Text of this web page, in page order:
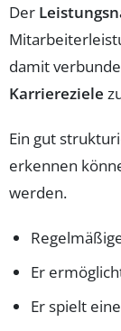
Der
damit
Karriereziele
Ein gut
erkennen
werden.
Er
Er spielt